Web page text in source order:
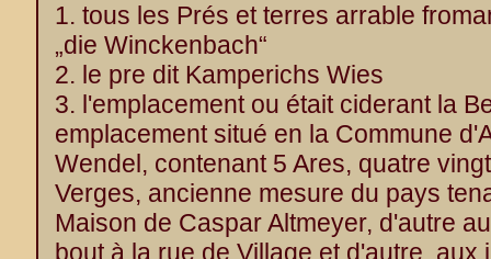
1. tous les Prés et terres arrable
„die Winckenbach“
2. le pre dit Kamperichs Wies
3. l'emplacement ou était ciderant la
emplacement situé en la Commune
Wendel, contenant 5 Ares, quatre
Verges, ancienne mesure du pays
Maison de Caspar Altmeyer, d'autre
bout à la rue de Village et d'autre,